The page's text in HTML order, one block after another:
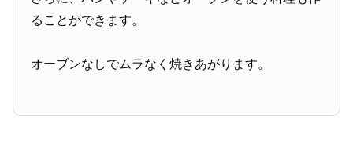
ることができます。
オーブンなしでムラなく焼きあがります。